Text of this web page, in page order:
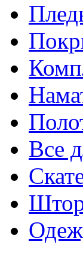
Все